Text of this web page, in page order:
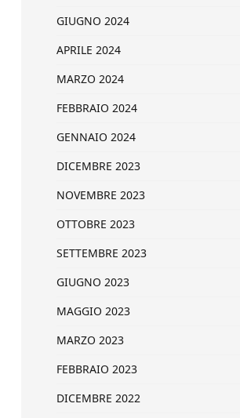
GIUGNO 2024
APRILE 2024
MARZO 2024
FEBBRAIO 2024
GENNAIO 2024
DICEMBRE 2023
NOVEMBRE 2023
OTTOBRE 2023
SETTEMBRE 2023
GIUGNO 2023
MAGGIO 2023
MARZO 2023
FEBBRAIO 2023
DICEMBRE 2022